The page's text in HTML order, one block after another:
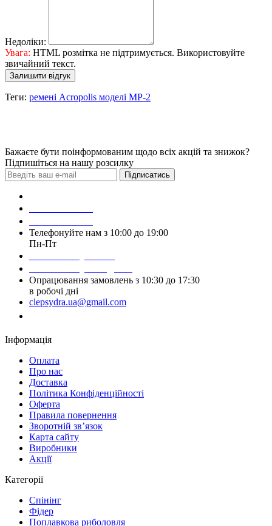
Недоліки:
Увага: HTML розмітка не підтримується. Використовуйте
звичайний текст.
Залишити відгук
Теги: ремені Acropolis моделі МР-2
Бажаєте бути поінформованим щодо всіх акцій та знижок?
Підпишіться на нашу розсилку
Підписатись
Телефонуйте нам з 10:00 до 19:00
Пн-Пт
Опрацювання замовлень з 10:30 до 17:30
в робочі дні
clepsydra.ua@gmail.com
Інформація
Оплата
Про нас
Доставка
Політика Конфіденційності
Оферта
Правила повернення
Зворотній зв’язок
Карта сайту
Виробники
Акції
Категорії
Спінінг
Фідер
Поплавкова риболовля